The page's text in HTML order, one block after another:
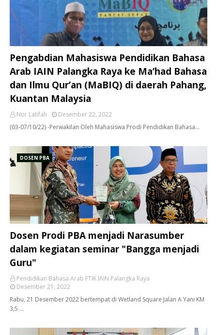
Pengabdian Mahasiswa Pendidikan Bahasa
Arab IAIN Palangka Raya ke Ma’had Bahasa
dan Ilmu Qur’an (MaBIQ) di daerah Pahang,
Kuantan Malaysia
Nor Latifah
Desember 22, 2022
(03-07/10/22) -Perwakilan Oleh Mahasiswa Prodi Pendidikan Bahasa…
DOSEN PBA
Dosen Prodi PBA menjadi Narasumber
dalam kegiatan seminar "Bangga menjadi
Guru"
Pendidikan Bahasa Arab FTIK IAIN Palangka Raya
Desember 21, 2022
Rabu, 21 Desember 2022 bertempat di Wetland Square Jalan A Yani KM
3,5 …